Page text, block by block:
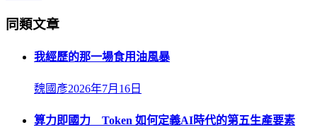
同類文章
我經歷的那一場食用油風暴
魏國彥2026年7月16日
算力即國力 Token 如何定義AI時代的第五生產要素